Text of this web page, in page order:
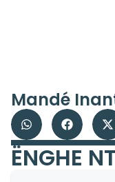
Mandé
ËNGHE